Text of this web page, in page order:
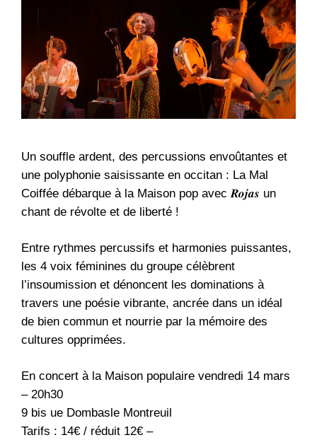
Un souffle ardent, des percussions envoûtantes et
une polyphonie saisissante en occitan : La Mal
Coiffée débarque à la Maison pop avec 𝑹𝒐𝒋𝒂𝒔 un
chant de révolte et de liberté !
Entre rythmes percussifs et harmonies puissantes,
les 4 voix féminines du groupe célèbrent
l’insoumission et dénoncent les dominations à
travers une poésie vibrante, ancrée dans un idéal
de bien commun et nourrie par la mémoire des
cultures opprimées.
En concert à la Maison populaire vendredi 14 mars
– 20h30
9 bis ue Dombasle Montreuil
Tarifs : 14€ / réduit 12€ –